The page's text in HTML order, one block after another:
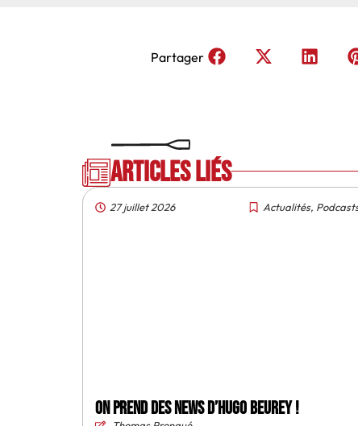
Partager
Articles liés
27 juillet 2026 Actualités,
On prend des news d’Hugo Beurey !